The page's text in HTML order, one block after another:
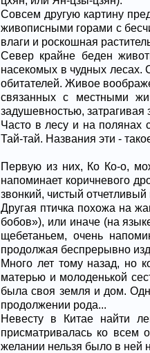
Совсем другую картину
живописными горами с
влаги и роскошная
Север крайне беден
насекомых в чудных лесах.
обитателей. Живое
связанных с местными
задушевностью,
Часто в лесу и на полянах
Тай-тай. Названия эти -
Первую из них, Ко Ко-о,
напоминает коричневого
звонкий, чистый отчетливый
Другая птичка похожа на
бобов»), или иначе (на
щебетаньем, очень
продолжая беспрерывно
Много лет тому назад, но
матерью и молоденькой
была своя земля и дом.
продолжении рода...
Невесту в Китае найти
присматривалась ко
желании нельзя было в ней